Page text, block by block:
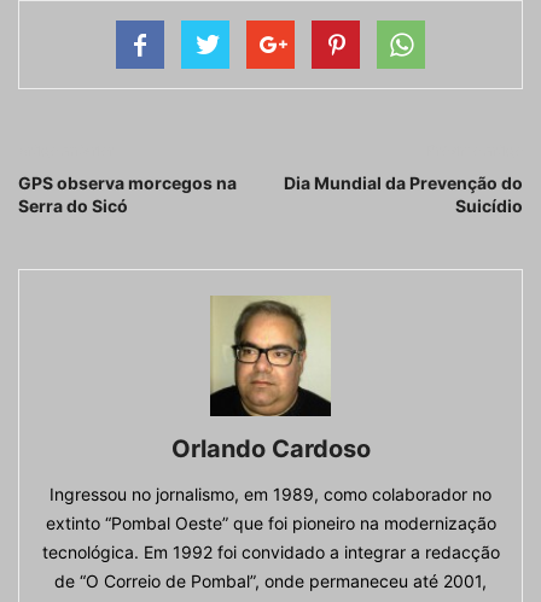
GPS observa morcegos na
Serra do Sicó
Dia Mundial da Prevenção do
Suicídio
Orlando Cardoso
Ingressou no jornalismo, em 1989, como colaborador no
extinto “Pombal Oeste” que foi pioneiro na modernização
tecnológica. Em 1992 foi convidado a integrar a redacção
de “O Correio de Pombal”, onde permaneceu até 2001,